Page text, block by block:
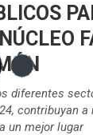
diferentes
contribuyan
un mejor lugar